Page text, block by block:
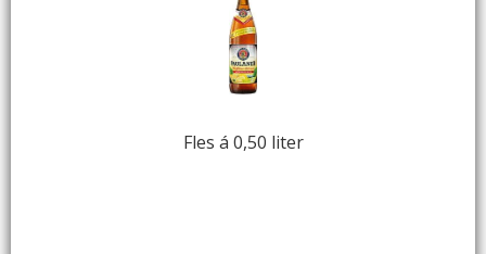
Fles á 0,50 liter